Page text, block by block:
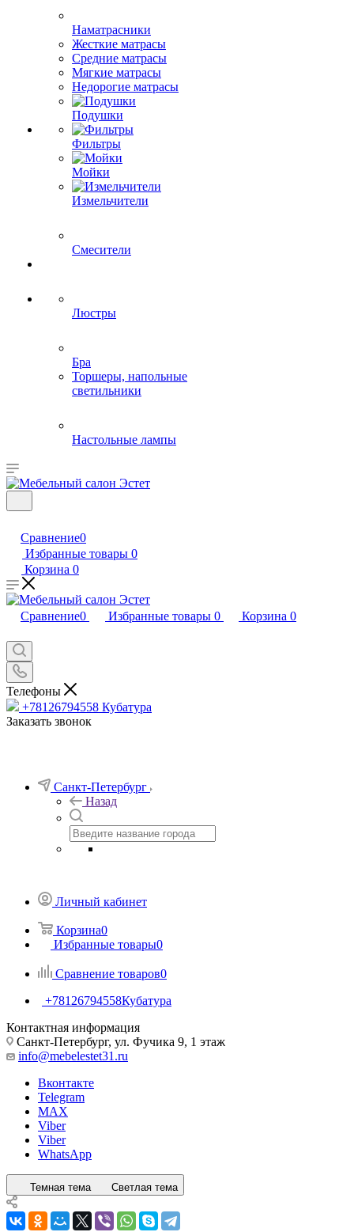
Наматрасники
Жесткие матрасы
Средние матрасы
Мягкие матрасы
Недорогие матрасы
Подушки
Фильтры
Мойки
Измельчители
Смесители
Люстры
Бра
Торшеры, напольные
светильники
Настольные лампы
Сравнение0
Избранные товары 0
Корзина 0
Сравнение0 Избранные товары 0 Корзина 0
Телефоны
+78126794558 Кубатура
Заказать звонок
Санкт-Петербург
Назад
Личный кабинет
Корзина0
Избранные товары0
Сравнение товаров0
+78126794558Кубатура
Контактная информация
Санкт-Петербург, ул. Фучика 9, 1 этаж
info@mebelestet31.ru
Вконтакте
Telegram
MAX
Viber
Viber
WhatsApp
Темная тема Светлая тема